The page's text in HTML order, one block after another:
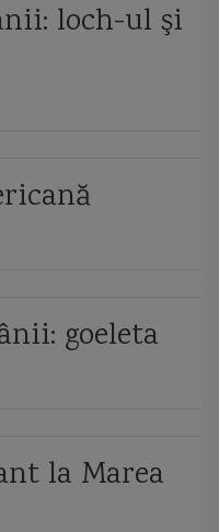
loch-ul şi
goeleta
la Marea